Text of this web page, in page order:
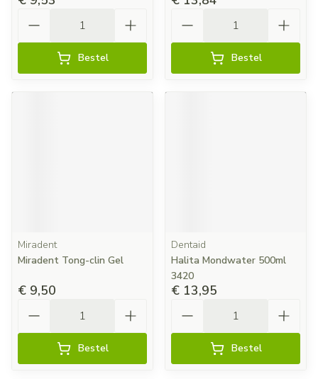
Bestel Bestel
Miradent
Miradent Tong-clin Gel
€ 9,50
Bestel
Dentaid
Halita Mondwater 500ml
3420
€ 13,95
Bestel